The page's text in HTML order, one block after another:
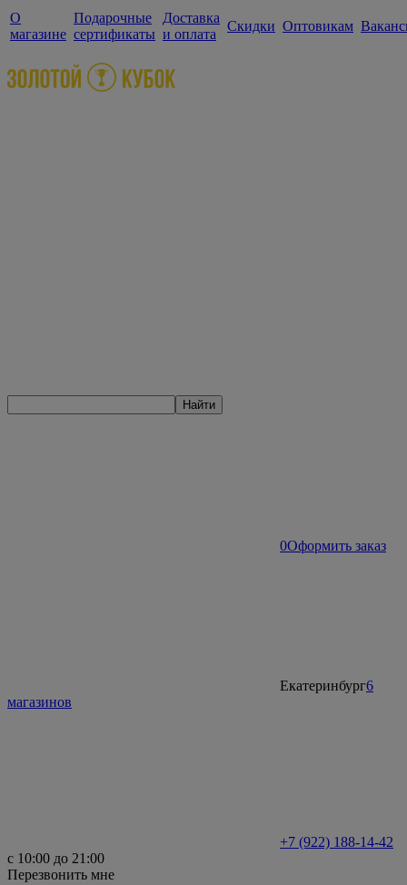
О
магазине
Подарочные
сертификаты
Доставка
и оплата
Скидки Оптовикам
Найти
0Оформить заказ
Екатеринбург6
магазинов
+7 (922) 188-14-42
с 10:00 до 21:00
Перезвонить мне